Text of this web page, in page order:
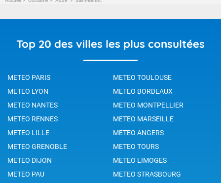
Top 20 des villes les plus consultées
METEO PARIS
METEO TOULOUSE
METEO LYON
METEO BORDEAUX
METEO NANTES
METEO MONTPELLIER
METEO RENNES
METEO MARSEILLE
METEO LILLE
METEO ANGERS
METEO GRENOBLE
METEO TOURS
METEO DIJON
METEO LIMOGES
METEO PAU
METEO STRASBOURG